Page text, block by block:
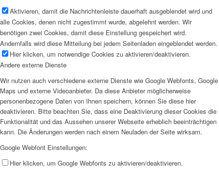
Aktivieren, damit die Nachrichtenleiste dauerhaft ausgeblendet wird und
alle Cookies, denen nicht zugestimmt wurde, abgelehnt werden. Wir
benötigen zwei Cookies, damit diese Einstellung gespeichert wird.
Andernfalls wird diese Mitteilung bei jedem Seitenladen eingeblendet werden.
Hier klicken, um notwendige Cookies zu aktivieren/deaktivieren.
Andere externe Dienste
Wir nutzen auch verschiedene externe Dienste wie Google Webfonts, Google
Maps und externe Videoanbieter. Da diese Anbieter möglicherweise
personenbezogene Daten von Ihnen speichern, können Sie diese hier
deaktivieren. Bitte beachten Sie, dass eine Deaktivierung dieser Cookies die
Funktionalität und das Aussehen unserer Webseite erheblich beeinträchtigen
kann. Die Änderungen werden nach einem Neuladen der Seite wirksam.
Google Webfont Einstellungen:
Hier klicken, um Google Webfonts zu aktivieren/deaktivieren.